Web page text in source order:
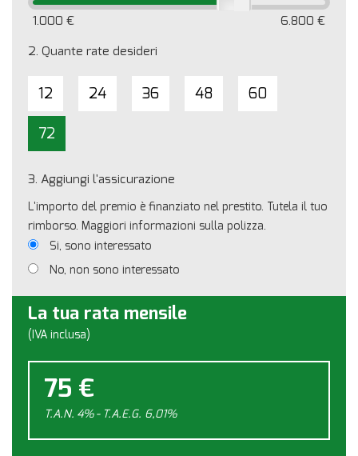
1.000 € 6.800 €
2. Quante rate desideri
12 24 36 48 60
72
3. Aggiungi l'assicurazione
L'importo del premio è finanziato nel prestito. Tutela il tuo
rimborso. Maggiori informazioni sulla polizza.
Si, sono interessato
No, non sono interessato
La tua rata mensile
(IVA inclusa)
75 €
T.A.N. 4% - T.A.E.G. 6,01%